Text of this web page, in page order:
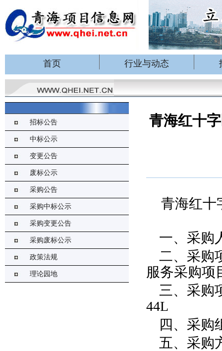
首页 行业与动态
招标公告
中标公示
变更公告
废标公示
采购公告
采购中标公示
采购变更公告
采购废标公示
政策法规
理论园地
青海红十
青海红十
一、采购
二、采购
服务采购项
三、采购
44L
四、采购
五、采购